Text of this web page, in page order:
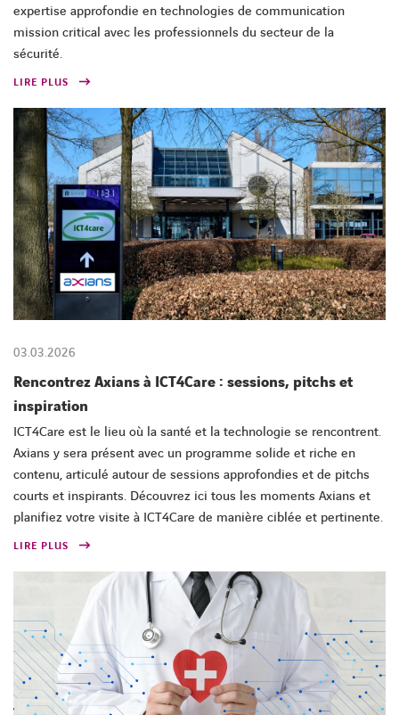
expertise approfondie en technologies de communication
mission critical avec les professionnels du secteur de la
sécurité.
LIRE PLUS
03.03.2026
Rencontrez Axians à ICT4Care : sessions, pitchs et
inspiration
ICT4Care est le lieu où la santé et la technologie se rencontrent.
Axians y sera présent avec un programme solide et riche en
contenu, articulé autour de sessions approfondies et de pitchs
courts et inspirants. Découvrez ici tous les moments Axians et
planifiez votre visite à ICT4Care de manière ciblée et pertinente.
LIRE PLUS